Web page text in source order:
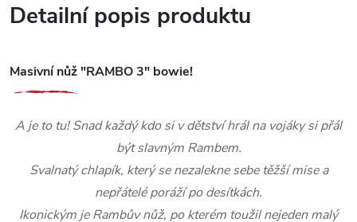
Detailní popis produktu
Masivní nůž "RAMBO 3" bowie!
A je to tu! Snad každý kdo si v dětství hrál na vojáky si přál
být slavným Rambem.
Svalnatý chlapík, který se nezalekne sebe těžší mise a
nepřátelé poráží po desítkách.
Ikonickým je Rambův nůž, po kterém toužil nejeden malý